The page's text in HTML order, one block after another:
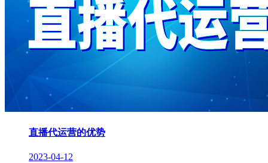
直播代运营的优势
2023-04-12